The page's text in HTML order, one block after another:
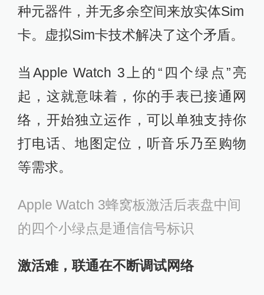
种元器件，并无多余空间来放实体Sim
卡。虚拟Sim卡技术解决了这个矛盾。
当Apple Watch 3上的“四个绿点”亮
起，这就意味着，你的手表已接通网
络，开始独立运作，可以单独支持你
打电话、地图定位，听音乐乃至购物
等需求。
Apple Watch 3蜂窝板激活后表盘中间
的四个小绿点是通信信号标识
激活难，联通在不断调试网络